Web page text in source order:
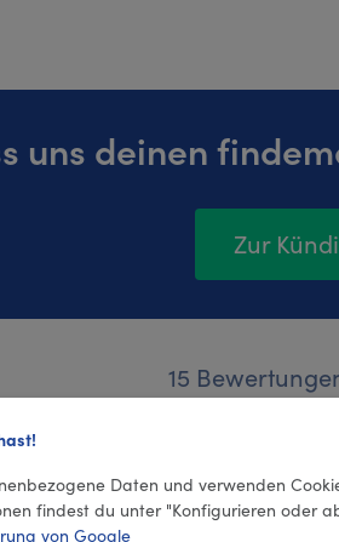
uns deinen
Zur
15
Daten und verwenden
findest du unter "Konfigurieren oder
von Google